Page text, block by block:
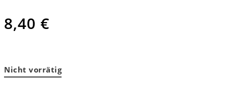
8,40 €
Nicht vorrätig